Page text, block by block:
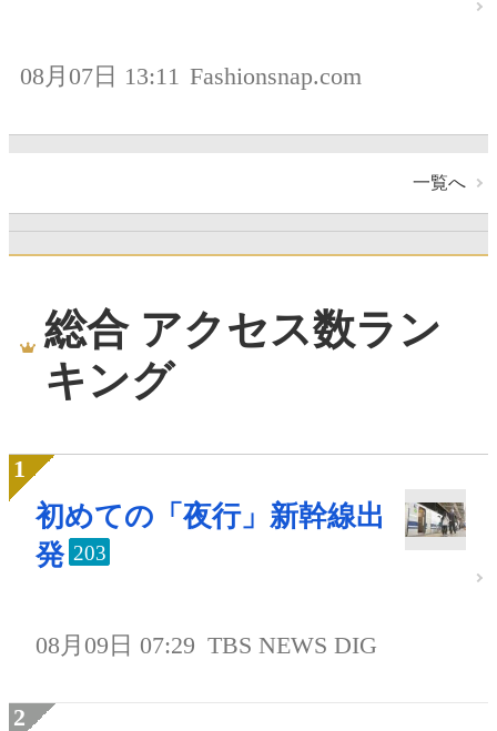
08月07日 13:11 Fashionsnap.com
一覧へ
総合 アクセス数ラン
キング
初めての「夜行」新幹線出
発 203
08月09日 07:29 TBS NEWS DIG